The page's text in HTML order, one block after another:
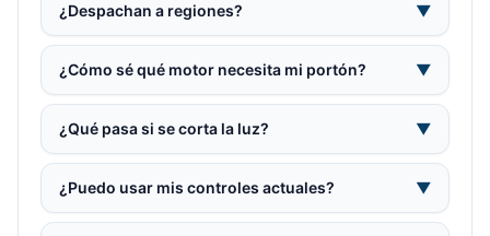
¿Despachan a regiones? ▼
¿Cómo sé qué motor necesita mi portón? ▼
¿Qué pasa si se corta la luz? ▼
¿Puedo usar mis controles actuales? ▼